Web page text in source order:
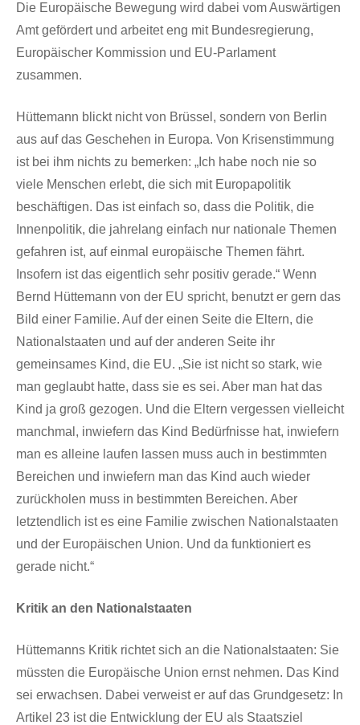
Die Europäische Bewegung wird dabei vom Auswärtigen
Amt gefördert und arbeitet eng mit Bundesregierung,
Europäischer Kommission und EU-Parlament
zusammen.
Hüttemann blickt nicht von Brüssel, sondern von Berlin
aus auf das Geschehen in Europa. Von Krisenstimmung
ist bei ihm nichts zu bemerken: „Ich habe noch nie so
viele Menschen erlebt, die sich mit Europapolitik
beschäftigen. Das ist einfach so, dass die Politik, die
Innenpolitik, die jahrelang einfach nur nationale Themen
gefahren ist, auf einmal europäische Themen fährt.
Insofern ist das eigentlich sehr positiv gerade.“ Wenn
Bernd Hüttemann von der EU spricht, benutzt er gern das
Bild einer Familie. Auf der einen Seite die Eltern, die
Nationalstaaten und auf der anderen Seite ihr
gemeinsames Kind, die EU. „Sie ist nicht so stark, wie
man geglaubt hatte, dass sie es sei. Aber man hat das
Kind ja groß gezogen. Und die Eltern vergessen vielleicht
manchmal, inwiefern das Kind Bedürfnisse hat, inwiefern
man es alleine laufen lassen muss auch in bestimmten
Bereichen und inwiefern man das Kind auch wieder
zurückholen muss in bestimmten Bereichen. Aber
letztendlich ist es eine Familie zwischen Nationalstaaten
und der Europäischen Union. Und da funktioniert es
gerade nicht.“
Kritik an den Nationalstaaten
Hüttemanns Kritik richtet sich an die Nationalstaaten: Sie
müssten die Europäische Union ernst nehmen. Das Kind
sei erwachsen. Dabei verweist er auf das Grundgesetz: In
Artikel 23 ist die Entwicklung der EU als Staatsziel